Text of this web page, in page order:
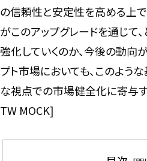
の信頼性と安定性を高める上
がこのアップグレードを通じて
強化していくのか、今後の動向
プト市場においても、このよう
な視点での市場健全化に寄与
TW MOCK]